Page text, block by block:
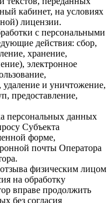
кабинет, на условиях
лицензии.
с персональными
действия: сбор,
хранение,
электронное
удаление и уничтожение,
предоставление,
персональных данных
Субъекта
форме,
почты Оператора
физическим лицом
на обработку
вправе продолжить
без согласия